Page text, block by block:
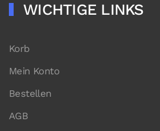
WICHTIGE LINKS
Korb
Mein Konto
Bestellen
AGB